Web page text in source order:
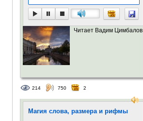
Читает Вадим Цимбалов
214 750 2
Магия слова, размера и рифмы